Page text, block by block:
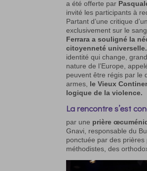
a été offerte par
invité les participants à
Partant d’une critique
exclusivement sur le
Ferrara a souligné la
citoyenneté universelle.
identité qui change,
nature de l’Europe,
peuvent être régis par le
armes, le Vieux
logique de la violence.
La rencontre s’est
par une prière
Gnavi, responsable du
ponctuée par des
méthodistes, des